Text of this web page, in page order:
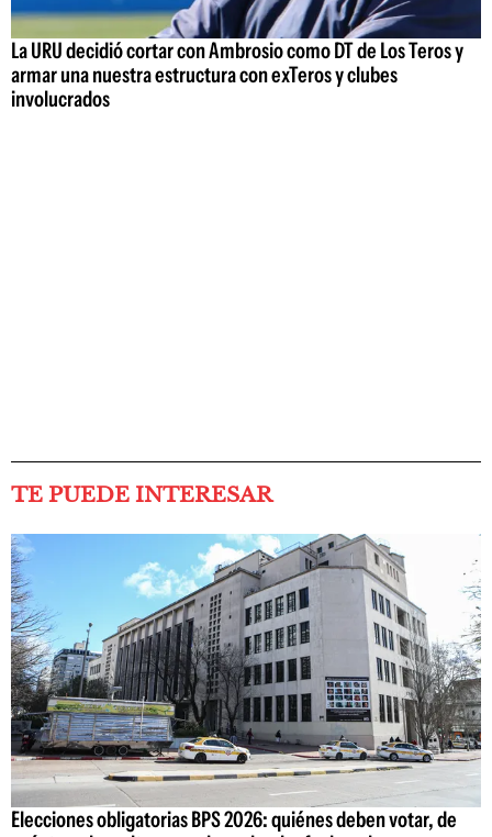
La URU decidió cortar con Ambrosio como DT de Los Teros y
armar una nuestra estructura con exTeros y clubes
involucrados
TE PUEDE INTERESAR
Elecciones obligatorias BPS 2026: quiénes deben votar, de